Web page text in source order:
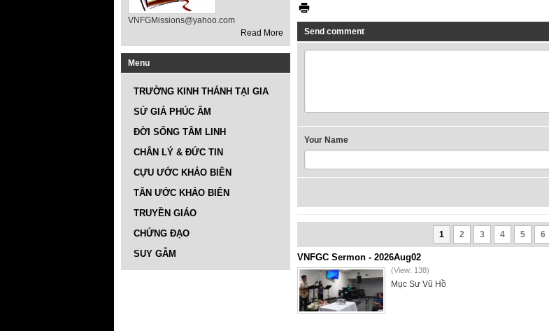
VNFGMissions@yahoo.com
Read More
Menu
TRƯỜNG KINH THÁNH TẠI GIA
SỨ GIẢ PHÚC ÂM
ĐỜI SỐNG TÂM LINH
CHÂN LÝ & ĐỨC TIN
CỰU ƯỚC KHẢO BIÊN
TÂN ƯỚC KHẢO BIÊN
TRUYỀN GIÁO
CHỨNG ĐẠO
SUY GẪM
Send comment
Your Name
1 2 3 4 5 6
VNFGC Sermon - 2026Aug02
(View: 138)
Mục Sư Vũ Hồ